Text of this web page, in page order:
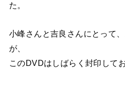
た。
小峰さんと吉良さんにとって
が、
このDVDはしばらく封印して